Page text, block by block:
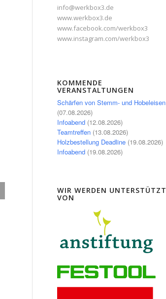
Office 365
info@werkbox3.de
www.werkbox3.de
www.facebook.com/werkbox3
www.instagram.com/werkbox3
KOMMENDE
VERANSTALTUNGEN
Schärfen von Stemm- und Hobeleisen
(07.08.2026)
Infoabend (12.08.2026)
Teamtreffen (13.08.2026)
Holzbestellung Deadline (19.08.2026)
Infoabend (19.08.2026)
WIR WERDEN UNTERSTÜTZT
VON